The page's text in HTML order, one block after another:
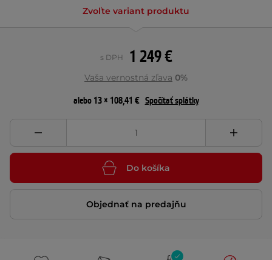
Zvoľte variant produktu
1 249 €
s DPH
Vaša vernostná zľava 0%
alebo 13 × 108,41 € Spočítať splátky
Do košíka
Objednať na predajňu